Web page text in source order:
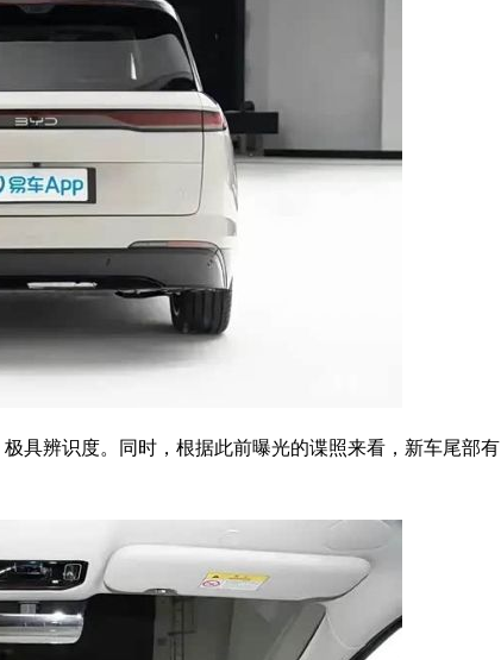
具辨识度。同时，根据此前曝光的谍照来看，新车尾部有